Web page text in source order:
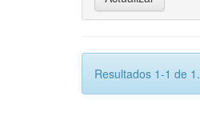
Resultados 1-1 de 1.